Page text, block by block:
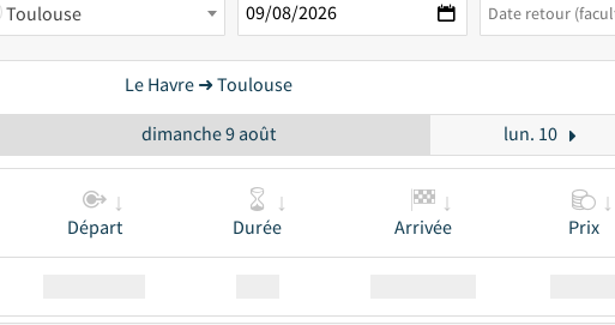
Toulouse
Le Havre ➜ Toulouse
dimanche 9 août lun. 10
Départ Durée Arrivée Prix